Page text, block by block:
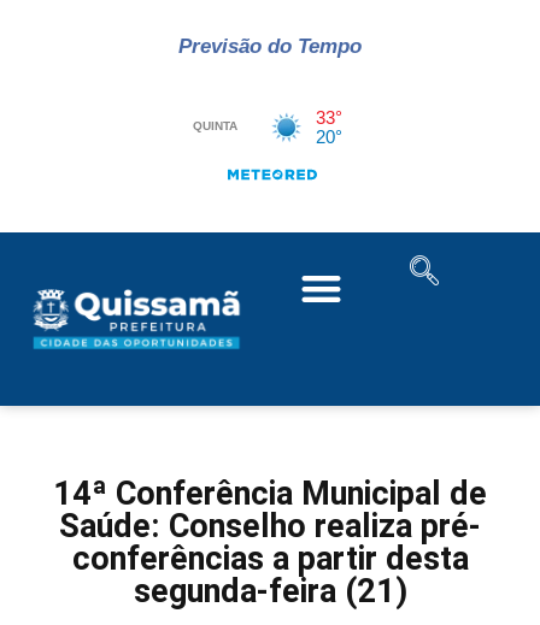
Previsão do Tempo
14ª Conferência Municipal de
Saúde: Conselho realiza pré-
conferências a partir desta
segunda-feira (21)